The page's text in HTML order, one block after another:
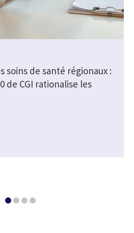
soins de santé régionaux :
de CGI rationalise les